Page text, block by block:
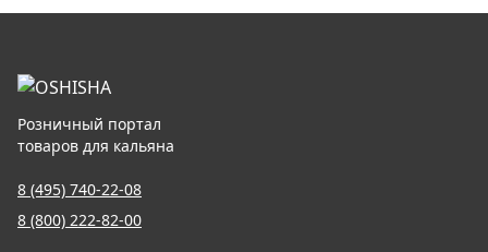
Розничный портал
товаров для кальяна
8 (495) 740-22-08
8 (800) 222-82-00